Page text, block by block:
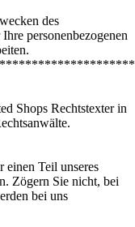
des
personenbezogenen
Shops Rechtstexter in
einen Teil unseres
Zögern Sie nicht, bei
bei uns